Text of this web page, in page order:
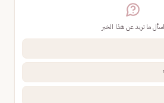
اسأل ما تريد عن هذا الخبر